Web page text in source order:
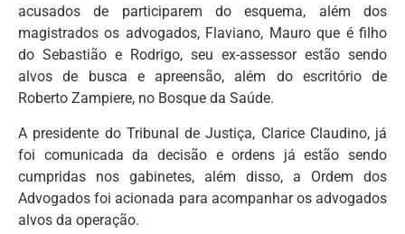
acusados de participarem do esquema, além dos
magistrados os advogados, Flaviano, Mauro que é filho
do Sebastião e Rodrigo, seu ex-assessor estão sendo
alvos de busca e apreensão, além do escritório de
Roberto Zampiere, no Bosque da Saúde.
A presidente do Tribunal de Justiça, Clarice Claudino, já
foi comunicada da decisão e ordens já estão sendo
cumpridas nos gabinetes, além disso, a Ordem dos
Advogados foi acionada para acompanhar os advogados
alvos da operação.